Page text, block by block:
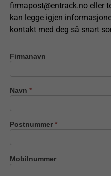
firmapost@entrack.no eller
kan legge igjen
kontakt med deg så snart
Kontakt
Firmanavn
Navn *
Postnummer *
Mobilnummer